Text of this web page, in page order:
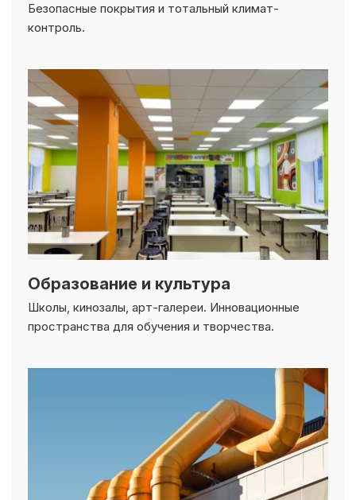
контроль.
Школы, кинозалы, арт-галереи. Инновационные
пространства для обучения и творчества.